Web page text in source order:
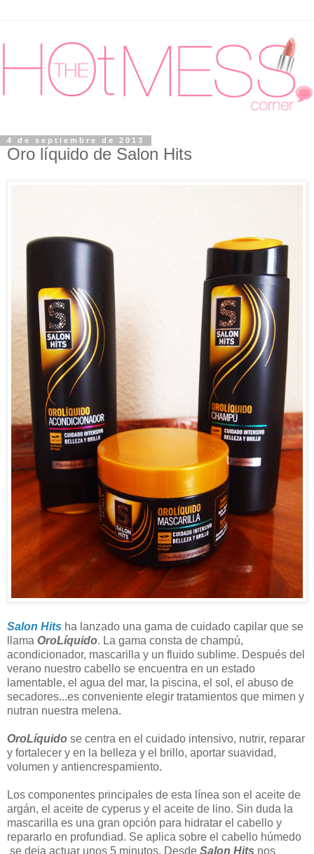
4 de septiembre de 2013
Oro líquido de Salon Hits
Salon Hits ha lanzado una gama de cuidado capilar que se
llama OroLíquido. La gama consta de champú,
acondicionador, mascarilla y un fluido sublime. Después del
verano nuestro cabello se encuentra en un estado
lamentable, el agua del mar, la piscina, el sol, el abuso de
secadores...es conveniente elegir tratamientos que mimen y
nutran nuestra melena.
OroLíquido se centra en el cuidado intensivo, nutrir, reparar
y fortalecer y en la belleza y el brillo, aportar suavidad,
volumen y antiencrespamiento.
Los componentes principales de esta línea son el aceite de
argán, el aceite de cyperus y el aceite de lino. Sin duda la
mascarilla es una gran opción para hidratar el cabello y
repararlo en profundiad. Se aplica sobre el cabello húmedo
se deja actuar unos 5 minutos. Desde Salon Hits nos